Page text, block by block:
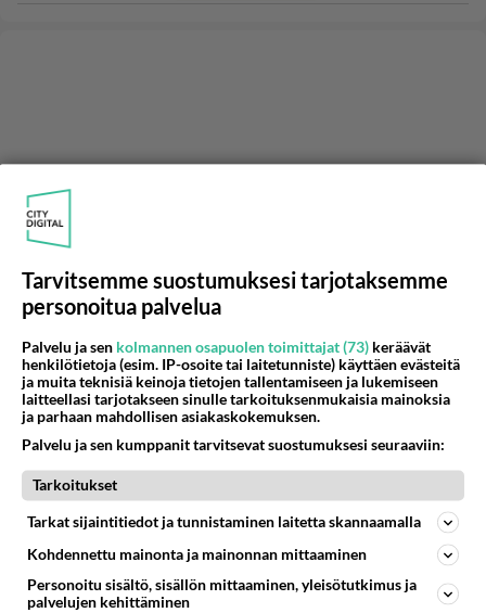
Vastaukset2 Vanhimmat
5000
Tarvitsemme suostumuksesi tarjotaksemme
personoitua palvelua
Palvelu ja sen kolmannen osapuolen toimittajat (73) keräävät
henkilötietoja (esim. IP-osoite tai laitetunniste) käyttäen evästeitä
ja muita teknisiä keinoja tietojen tallentamiseen ja lukemiseen
laitteellasi tarjotakseen sinulle tarkoituksenmukaisia mainoksia
ja parhaan mahdollisen asiakaskokemuksen.
Palvelu ja sen kumppanit tarvitsevat suostumuksesi seuraaviin:
Tarkoitukset
Tarkat sijaintitiedot ja tunnistaminen laitetta skannaamalla
Kohdennettu mainonta ja mainonnan mittaaminen
Personoitu sisältö, sisällön mittaaminen, yleisötutkimus ja
palvelujen kehittäminen